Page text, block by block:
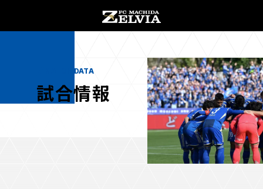
チケット購入 オンラインストア
MATCH DATA
試合情報